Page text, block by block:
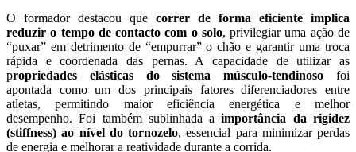
O formador destacou que correr de forma eficiente implica
reduzir o tempo de contacto com o solo, privilegiar uma ação de
“puxar” em detrimento de “empurrar” o chão e garantir uma troca
rápida e coordenada das pernas. A capacidade de utilizar as
propriedades elásticas do sistema músculo-tendinoso foi
apontada como um dos principais fatores diferenciadores entre
atletas, permitindo maior eficiência energética e melhor
desempenho. Foi também sublinhada aimportância da rigidez
(stiffness) ao nível do tornozelo, essencial para minimizar perdas
de energia e melhorar a reatividade durante a corrida.